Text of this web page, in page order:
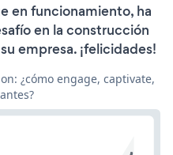
en funcionamiento, ha
en la construcción
empresa. ¡felicidades!
¿cómo engage, captivate,